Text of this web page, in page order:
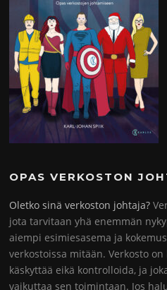
OPAS VERKOSTON
Oletko sinä verkoston johtaja?
jota tarvitaan yhä enemmän
aiempi esimiesasema ja
verkostoissa mitään. Verkosto
käskyttää eikä kontrolloida, ja
vaikuttaa sen toimintaan. Jos